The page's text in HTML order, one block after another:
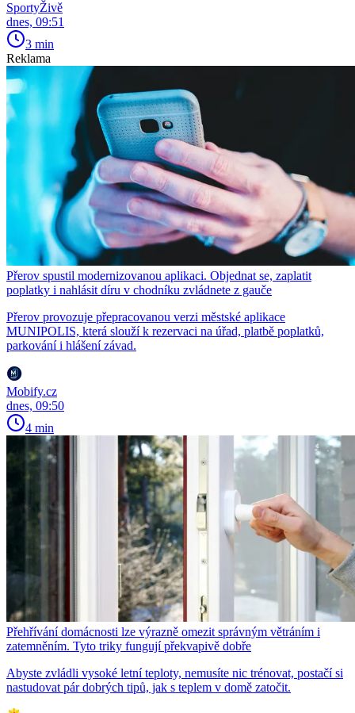
SportyŽivě
dnes, 09:51
3 min
Reklama
Přerov spustil modernizovanou aplikaci. Objednat se, zaplatit
poplatky i nahlásit díru v chodníku zvládnete z gauče
Přerov provozuje přepracovanou verzi městské aplikace
MUNIPOLIS, která slouží k rezervaci na úřad, platbě poplatků,
parkování i hlášení závad.
Mobify.cz
dnes, 09:50
4 min
Přehřívání domácnosti lze výrazně omezit správným větráním i
zatemněním. Tyto triky fungují překvapivě dobře
Abyste zvládli vysoké letní teploty, nemusíte nic trénovat, postačí si
nastudovat pár dobrých tipů, jak s teplem v domě zatočit.